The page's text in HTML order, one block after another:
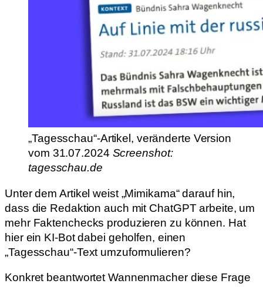
„Tagesschau“-Artikel, veränderte Version
vom 31.07.2024 Screenshot:
tagesschau.de
Unter dem Artikel weist „Mimikama“ darauf hin,
dass die Redaktion auch mit ChatGPT arbeite, um
mehr Faktenchecks produzieren zu können. Hat
hier ein KI-Bot dabei geholfen, einen
„Tagesschau“-Text umzuformulieren?
Konkret beantwortet Wannenmacher diese Frage